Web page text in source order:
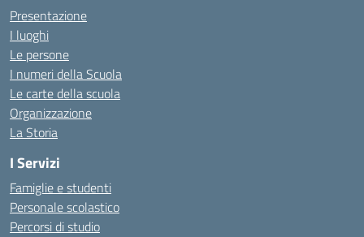
Presentazione
I luoghi
Le persone
I numeri della Scuola
Le carte della scuola
Organizzazione
La Storia
I Servizi
Famiglie e studenti
Personale scolastico
Percorsi di studio